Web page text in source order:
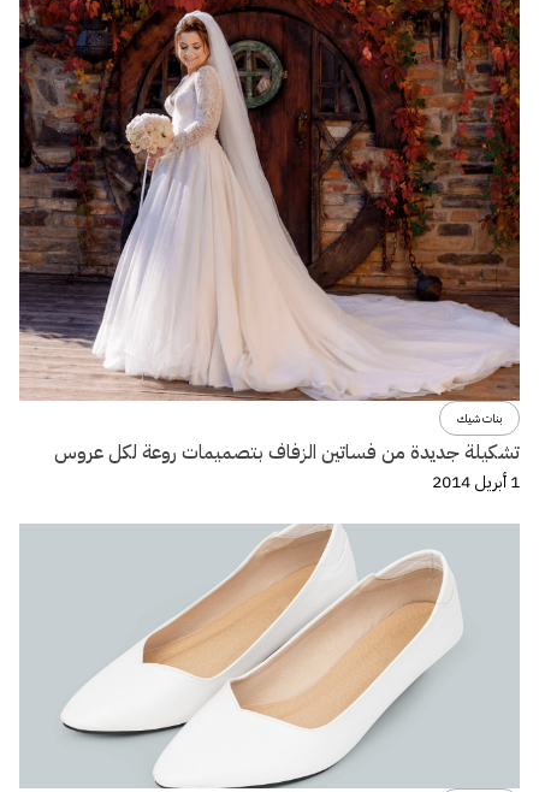
بنات شيك
تشكيلة جديدة من فساتين الزفاف بتصميمات روعة لكل عروس
1 أبريل 2014